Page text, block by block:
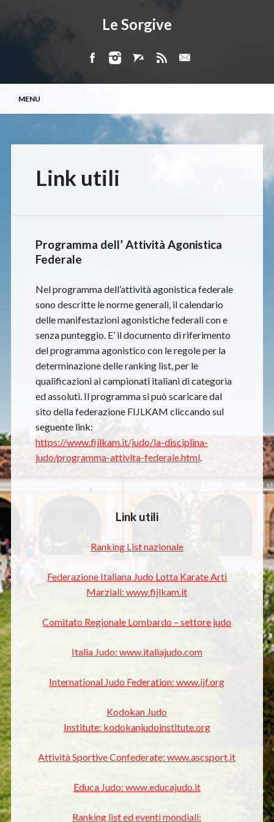
Le Sorgive
Menu principale
MENU
Link utili
Programma dell’ Attività Agonistica
Federale
Nel programma dell’attività agonistica federale
sono descritte le norme generali, il calendario
delle manifestazioni agonistiche federali con e
senza punteggio. E’ il documento di riferimento
del programma agonistico con le regole per la
determinazione delle ranking list, per le
qualificazioni ai campionati italiani di categoria
ed assoluti. Il programma si può scaricare dal
sito della federazione FIJLKAM cliccando sul
seguente link:
https://www.fijlkam.it/judo/la-disciplina-
judo/programma-attivita-federale.html.
Link utili
Ranking List nazionale
Federazione Italiana Judo Lotta Karate Arti
Marziali: www.fijlkam.it
Comitato Regionale Lombardo – settore judo
Italia Judo: www.italiajudo.com
International Judo Federation: www.ijf.org
Kodokan Judo
Institute: kodokanjudoinstitute.org
Attività Sportive Confederate: www.ascsport.it
Educa Judo: www.educajudo.it
Ranking list ed eventi mondiali: